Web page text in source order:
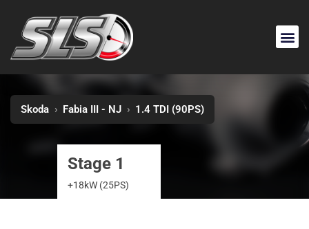
Skoda › Fabia III - NJ › 1.4 TDI (90PS)
Stage 1
+18kW (25PS)